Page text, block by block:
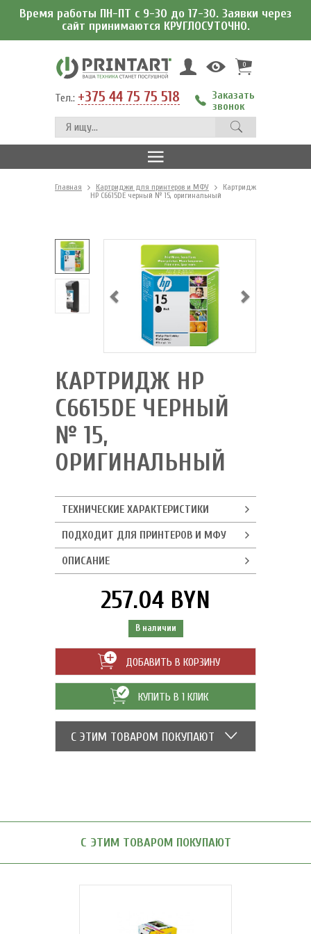
Время работы ПН-ПТ с 9-30 до 17-30. Заявки через
сайт принимаются КРУГЛОСУТОЧНО.
0
Тел.: +375 44 75 75 518
Заказать
звонок
Главная Картриджи для принтеров и МФУ
Картридж
HP C6615DE черный № 15, оригинальный
КАРТРИДЖ HP
C6615DE ЧЕРНЫЙ
№ 15,
ОРИГИНАЛЬНЫЙ
ТЕХНИЧЕСКИЕ ХАРАКТЕРИСТИКИ
ПОДХОДИТ ДЛЯ ПРИНТЕРОВ И МФУ
ОПИСАНИЕ
257.04 BYN
В наличии
ДОБАВИТЬ В КОРЗИНУ
КУПИТЬ В 1 КЛИК
С ЭТИМ ТОВАРОМ ПОКУПАЮТ
С ЭТИМ ТОВАРОМ ПОКУПАЮТ